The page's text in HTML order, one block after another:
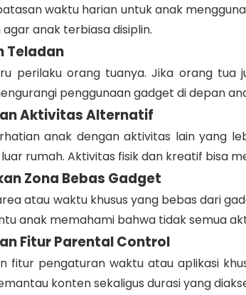
waktu harian untuk anak
anak terbiasa disiplin.
Teladan
perilaku orang tuanya. Jika orang tua
penggunaan gadget di depan
Aktivitas Alternatif
anak dengan aktivitas lain yang
rumah. Aktivitas fisik dan kreatif bisa
Zona Bebas Gadget
atau waktu khusus yang bebas dari
anak memahami bahwa tidak semua
Fitur Parental Control
fitur pengaturan waktu atau aplikasi
konten sekaligus durasi yang